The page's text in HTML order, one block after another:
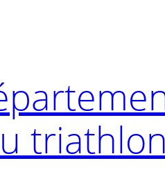
triathlon